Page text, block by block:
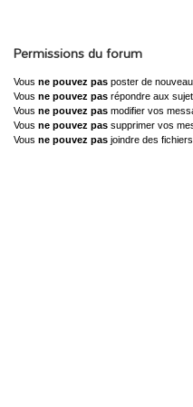
Permissions du forum
Vous ne pouvez pas poster de
Vous ne pouvez pas répondre aux
Vous ne pouvez pas modifier vos
Vous ne pouvez pas supprimer vos
Vous ne pouvez pas joindre des fichiers